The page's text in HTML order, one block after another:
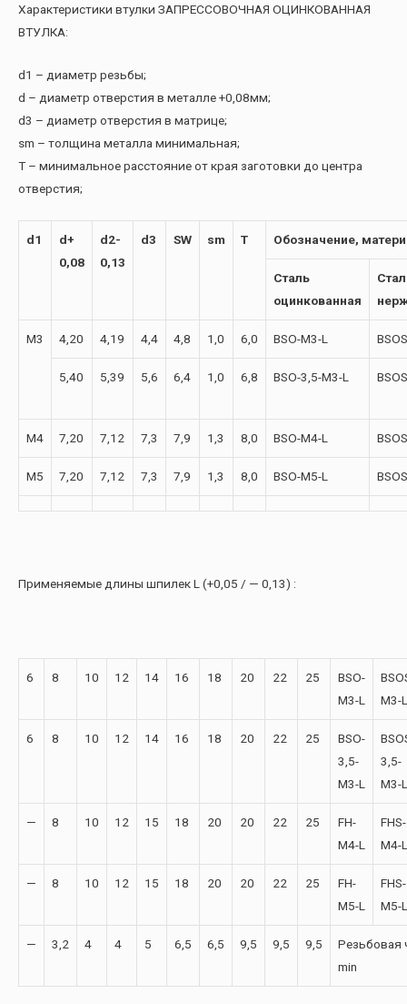
Характеристики втулки ЗАПРЕССОВОЧНАЯ ОЦИНКОВАННАЯ
ВТУЛКА:
d1 – диаметр резьбы;
d – диаметр отверстия в металле +0,08мм;
d3 – диаметр отверстия в матрице;
sm – толщина металла минимальная;
T – минимальное расстояние от края заготовки до центра
отверстия;
d1
d+
0,08
d2-
0,13
d3 SW sm T Обозначение,
Сталь
оцинкованная
М3 4,20 4,19 4,4 4,8 1,0 6,0 BSO-M3-L
5,40 5,39 5,6 6,4 1,0 6,8 BSO-3,5-M3-L
М4 7,20 7,12 7,3 7,9 1,3 8,0 BSO-M4-L
М5 7,20 7,12 7,3 7,9 1,3 8,0 BSO-M5-L
Применяемые длины шпилек L (+0,05 / — 0,13) :
6 8 10 12 14 16 18 20 22 25
BSO-
M3-L
M3-L
6 8 10 12 14 16 18 20 22 25
BSO-
3,5-
M3-L
3,5-
M3-L
— 8 10 12 15 18 20 20 22 25
FH-
M4-L
FHS-
M4-L
— 8 10 12 15 18 20 20 22 25
FH-
M5-L
FHS-
M5-L
— 3,2 4 4 5 6,5 6,5 9,5 9,5 9,5
Резьбовая
min